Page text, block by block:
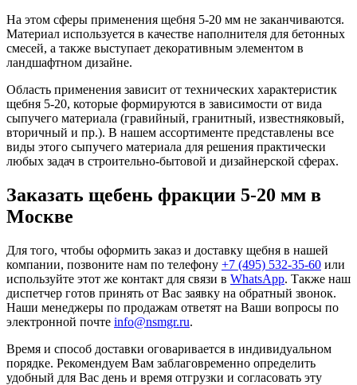
На этом сферы применения щебня 5-20 мм не заканчиваются.
Материал используется в качестве наполнителя для бетонных
смесей, а также выступает декоративным элементом в
ландшафтном дизайне.
Область применения зависит от технических характеристик
щебня 5-20, которые формируются в зависимости от вида
сыпучего материала (гравийный, гранитный, известняковый,
вторичный и пр.). В нашем ассортименте представлены все
виды этого сыпучего материала для решения практически
любых задач в строительно-бытовой и дизайнерской сферах.
Заказать щебень фракции 5-20 мм в
Москве
Для того, чтобы оформить заказ и доставку щебня в нашей
компании, позвоните нам по телефону +7 (495) 532-35-60 или
используйте этот же контакт для связи в WhatsApp. Также наш
диспетчер готов принять от Вас заявку на обратный звонок.
Наши менеджеры по продажам ответят на Ваши вопросы по
электронной почте info@nsmgr.ru.
Время и способ доставки оговаривается в индивидуальном
порядке. Рекомендуем Вам заблаговременно определить
удобный для Вас день и время отгрузки и согласовать эту